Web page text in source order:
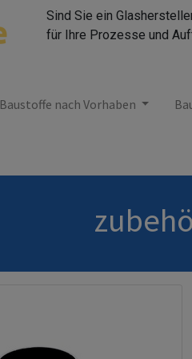
Sind Sie ein
für Ihre Prozesse und
Baustoffe nach Vorhaben